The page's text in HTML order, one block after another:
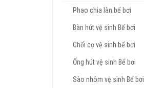
Phao chia làn bể bơi
Bàn hút vệ sinh Bể bơi
Chổi cọ vệ sinh bể bơi
Ống hút vệ sinh Bể bơi
Sào nhôm vệ sinh Bể bơi